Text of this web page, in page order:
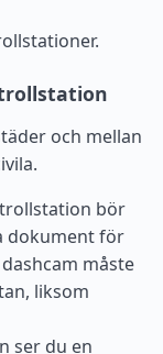
och mellan
bör
dokument för
måste
liksom
ser du en